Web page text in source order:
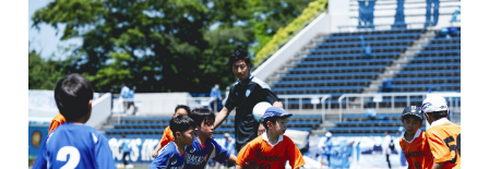
次第に手慣れた様子で苗植えを行っていきます。約60分ほどですべ
ての苗植えが完了。 秋の収穫まで定期的に作業、経過観察を行って
いきます。おいしいサツマイモになりますように！...